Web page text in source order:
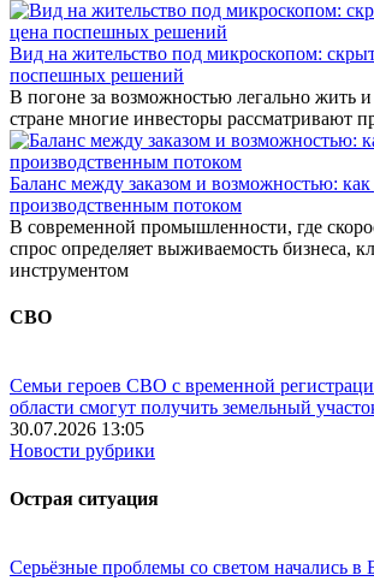
Вид на жительство под микроскопом:
поспешных решений
В погоне за возможностью легально жить и
стране многие инвесторы рассматривают
Баланс между заказом и возможностью:
производственным потоком
В современной промышленности, где
спрос определяет выживаемость бизнеса,
инструментом
СВО
Семьи героев СВО с временной
области смогут получить земельный
30.07.2026 13:05
Новости рубрики
Острая ситуация
Серьёзные проблемы со светом начались в